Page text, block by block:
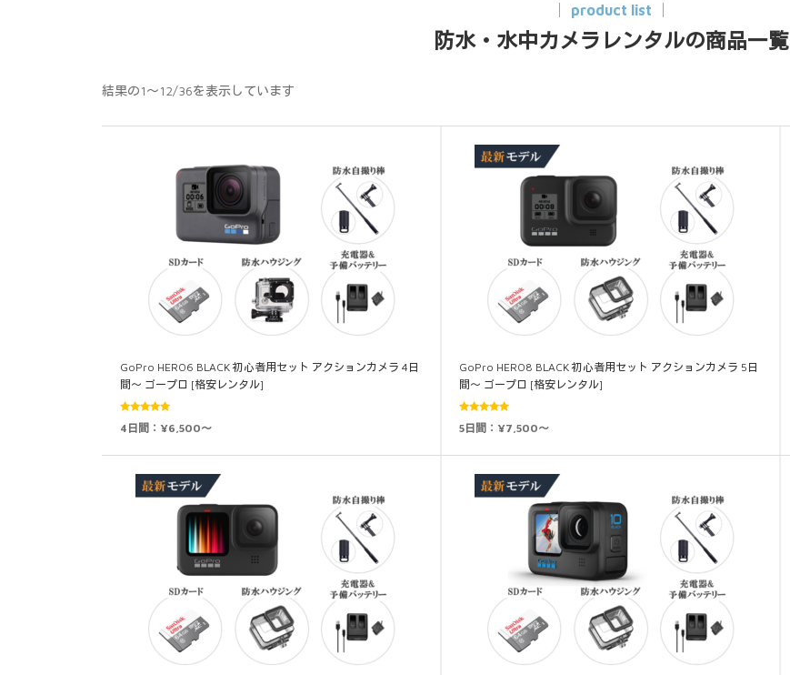
product list
防水・水中カメラレンタルの商品一覧
結果の1～12/36を表示しています
GoPro HERO6 BLACK 初心者用セット アクションカメラ 4日
間～ ゴープロ [格安レンタル]
5段階中
4日間：¥6,500～
GoPro HERO8 BLACK 初心者用セット アクションカメラ 5日
間～ ゴープロ [格安レンタル]
5段階中
5日間：¥7,500～